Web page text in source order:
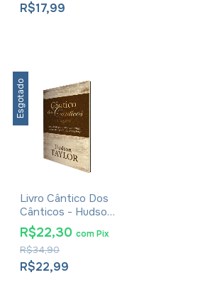
R$17,99
Esgotado
Livro Cântico Dos
Cânticos - Hudson
Taylor
R$22,99
R$34,90
R$22,30 comPix